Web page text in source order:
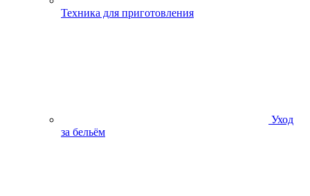
Техника для приготовления
Уход
за бельём